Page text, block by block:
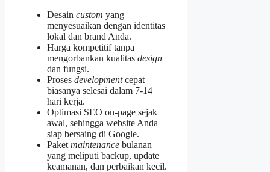
Desain custom yang
menyesuaikan dengan identitas
lokal dan brand Anda.
Harga kompetitif tanpa
mengorbankan kualitas design
dan fungsi.
Proses developmentcepat—
biasanya selesai dalam 7‑14
hari kerja.
Optimasi SEO on‑page sejak
awal, sehingga website Anda
siap bersaing di Google.
Paket maintenance bulanan
yang meliputi backup, update
keamanan, dan perbaikan kecil.